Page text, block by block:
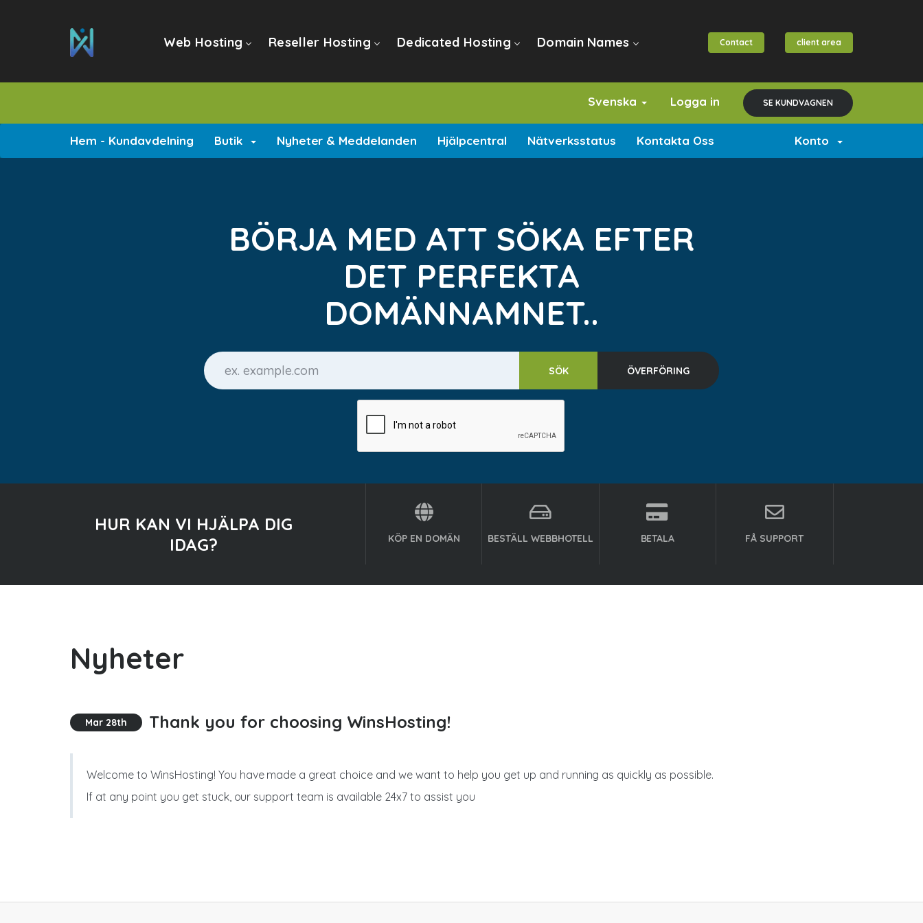
Web Hosting Reseller Hosting Dedicated Hosting Domain Names Contact client area
Svenska Logga in SE KUNDVAGNEN
Hem - Kundavdelning Butik Nyheter & Meddelanden Hjälpcentral Nätverksstatus Kontakta Oss Konto
BÖRJA MED ATT SÖKA EFTER
DET PERFEKTA
DOMÄNNAMNET..
HUR KAN VI HJÄLPA DIG
IDAG?
KÖP EN DOMÄN BESTÄLL WEBBHOTELL BETALA FÅ SUPPORT
Nyheter
Mar 28th Thank you for choosing WinsHosting!
Welcome to WinsHosting! You have made a great choice and we want to help you get up and running as quickly as possible.
If at any point you get stuck, our support team is available 24x7 to assist you